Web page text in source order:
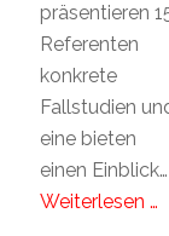
präsentieren
Referenten
konkrete
Fallstudien
eine bieten
einen Einblick…
Weiterlesen …